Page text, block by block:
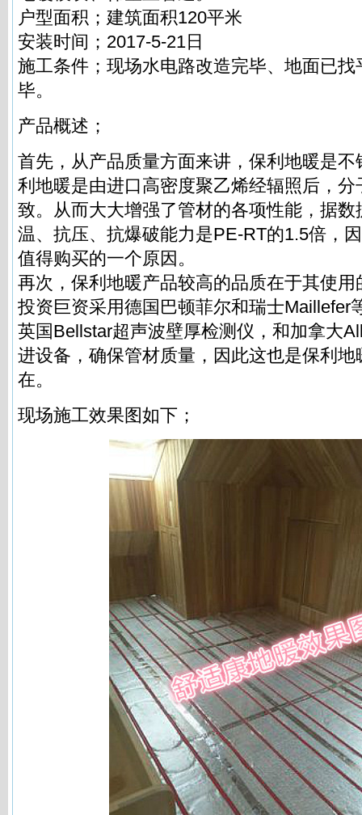
户型面积；建筑面积120平米
安装时间；2017-5-21日
施工条件；现场水电路改造完毕、地面已
毕。
产品概述；
首先，从产品质量方面来讲，保利地暖是
利地暖是由进口高密度聚乙烯经辐照后，
致。从而大大增强了管材的各项性能，据
温、抗压、抗爆破能力是PE-RT的1.5倍，
值得购买的一个原因。
再次，保利地暖产品较高的品质在于其使
投资巨资采用德国巴顿菲尔和瑞士Maillefer
英国Bellstar超声波壁厚检测仪，和加拿大
进设备，确保管材质量，因此这也是保利
在。
现场施工效果图如下；